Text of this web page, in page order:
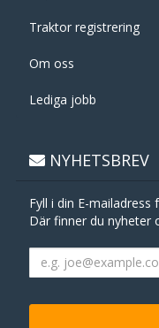
Traktor registrering
Om oss
Lediga jobb
NYHETSBREV
Fyll i din E-
Där finner du nyheter